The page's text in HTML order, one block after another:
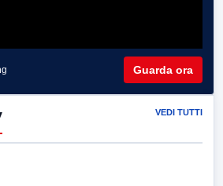
Guarda ora
VEDI TUTTI